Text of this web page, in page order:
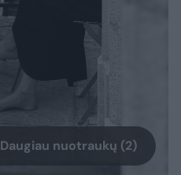
Daugiau nuotraukų (2)